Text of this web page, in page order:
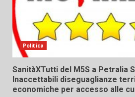
Politica
SanitàXTutti del M5S a Petralia
Inaccettabili diseguaglianze
economiche per accesso alle